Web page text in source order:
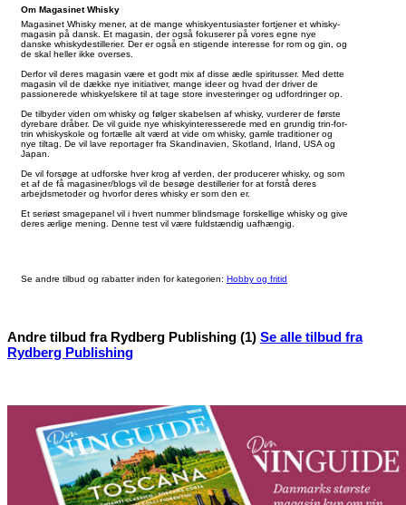
Om Magasinet Whisky
Magasinet Whisky mener, at de mange whiskyentusiaster fortjener et whisky-
magasin på dansk. Et magasin, der også fokuserer på vores egne nye
danske whiskydestillerier. Der er også en stigende interesse for rom og gin, og
de skal heller ikke overses.
Derfor vil deres magasin være et godt mix af disse ædle spiritusser. Med dette
magasin vil de dække nye initiativer, mange ideer og hvad der driver de
passionerede whiskyelskere til at tage store investeringer og udfordringer op.
De tilbyder viden om whisky og følger skabelsen af whisky, vurderer de første
dyrebare dråber. De vil guide nye whiskyinteresserede med en grundig trin-for-
trin whiskyskole og fortælle alt værd at vide om whisky, gamle traditioner og
nye tiltag. De vil lave reportager fra Skandinavien, Skotland, Irland, USA og
Japan.
De vil forsøge at udforske hver krog af verden, der producerer whisky, og som
et af de få magasiner/blogs vil de besøge destillerier for at forstå deres
arbejdsmetoder og hvorfor deres whisky er som den er.
Et seriøst smagepanel vil i hvert nummer blindsmage forskellige whisky og give
deres ærlige mening. Denne test vil være fuldstændig uafhængig.
Se andre tilbud og rabatter inden for kategorien: Hobby og fritid
Andre tilbud fra Rydberg Publishing (1) Se alle tilbud fra
Rydberg Publishing